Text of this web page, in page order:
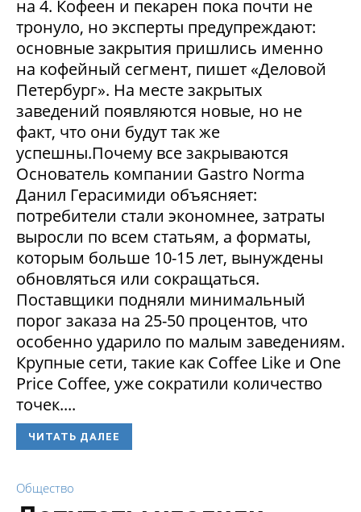
на 4. Кофеен и пекарен пока почти не
тронуло, но эксперты предупреждают:
основные закрытия пришлись именно
на кофейный сегмент, пишет «Деловой
Петербург». На месте закрытых
заведений появляются новые, но не
факт, что они будут так же
успешны.Почему все закрываются
Основатель компании Gastro Norma
Данил Герасимиди объясняет:
потребители стали экономнее, затраты
выросли по всем статьям, а форматы,
которым больше 10-15 лет, вынуждены
обновляться или сокращаться.
Поставщики подняли минимальный
порог заказа на 25-50 процентов, что
особенно ударило по малым заведениям.
Крупные сети, такие как Coffee Like и One
Price Coffee, уже сократили количество
точек....
ЧИТАТЬ ДАЛЕЕ
Общество